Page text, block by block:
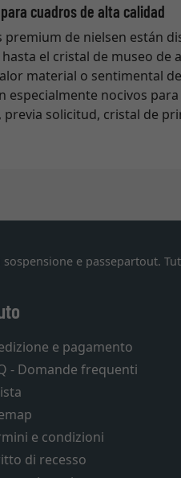
cuadros de alta calidad
de nielsen están
el cristal de museo de
material o sentimental
especialmente nocivos
solicitud, cristal de
e passepartout.
e pagamento
- Domande frequenti
e condizioni
di recesso